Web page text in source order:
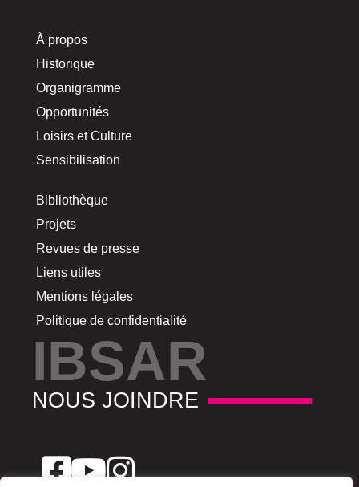
À propos
Historique
Organigramme
Opportunités
Loisirs et Culture
Sensibilisation
Bibliothèque
Projets
Revues de presse
Liens utiles
Mentions légales
Politique de confidentialité
IBSAR
NOUS JOINDRE